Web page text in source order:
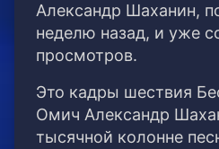
Александр Шаханин,
неделю назад, и уже
просмотров.
Это кадры шествия
Омич Александр
тысячной колонне